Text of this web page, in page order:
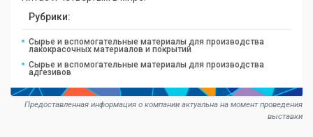
Рубрики:
Сырье и вспомогательные материалы для производства
лакокрасочных материалов и покрытий
Сырье и вспомогательные материалы для производства
адгезивов
Предоставленная информация о компании актуальна на момент проведения
выставки